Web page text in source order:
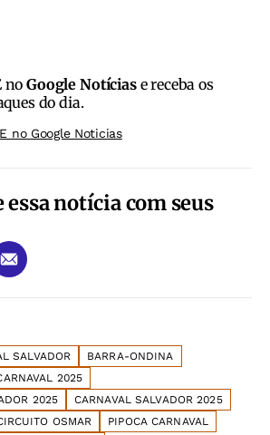
noGoogle Notíciase receba os
do dia.
no Google Noticias
notícia com seus
SALVADOR
BARRA-ONDINA
2025
2025
CARNAVAL SALVADOR 2025
OSMAR PIPOCA CARNAVAL